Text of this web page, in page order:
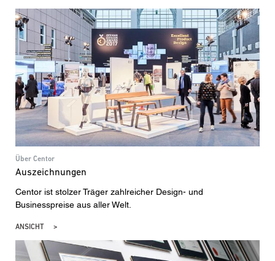
Über Centor
Auszeichnungen
Centor ist stolzer Träger zahlreicher Design- und
Businesspreise aus aller Welt.
ANSICHT